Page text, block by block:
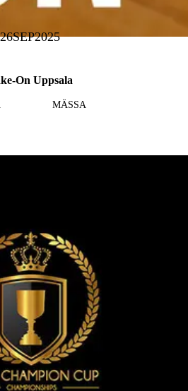
26SEP2025
On Uppsala
MÄSSA